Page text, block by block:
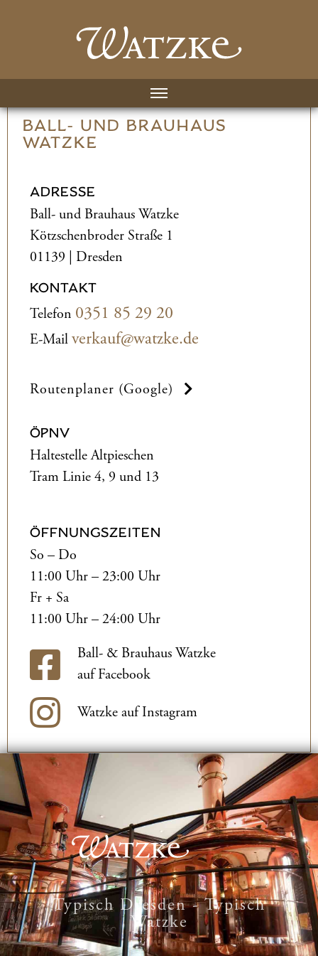
BALL- UND­ BRAUHAUS
WATZKE
ADRESSE
Ball- und­ Brauhaus Watzke
Kötzschenbroder Straße 1
01139 | Dresden
KONTAKT
Telefon 0351 85 29 20
E-Mailverkauf@watzke.de
Routenplaner (Google)
ÖPNV
Haltestelle Altpieschen
Tram Linie 4, 9 und 13
ÖFFNUNGSZEITEN
So – Do
11:00 Uhr – 23:00 Uhr
Fr + Sa
11:00 Uhr – 24:00 Uhr
Ball- & Brauhaus Watzke
auf Facebook
Watzke auf Instagram
Typisch Dresden - Typisch
Watzke